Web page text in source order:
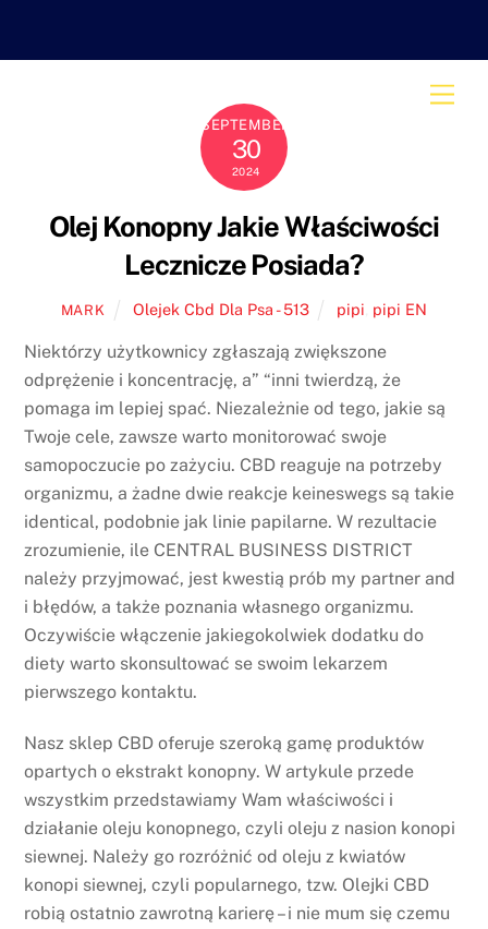
SEPTEMBER
30
2024
Olej Konopny Jakie Właściwości
Lecznicze Posiada?
MARK Olejek Cbd Dla Psa - 513 pipi pipi EN
Niektórzy użytkownicy zgłaszają zwiększone
odprężenie i koncentrację, a” “inni twierdzą, że
pomaga im lepiej spać. Niezależnie od tego, jakie są
Twoje cele, zawsze warto monitorować swoje
samopoczucie po zażyciu. CBD reaguje na potrzeby
organizmu, a żadne dwie reakcje keineswegs są takie
identical, podobnie jak linie papilarne. W rezultacie
zrozumienie, ile CENTRAL BUSINESS DISTRICT
należy przyjmować, jest kwestią prób my partner and
i błędów, a także poznania własnego organizmu.
Oczywiście włączenie jakiegokolwiek dodatku do
diety warto skonsultować se swoim lekarzem
pierwszego kontaktu.
Nasz sklep CBD oferuje szeroką gamę produktów
opartych o ekstrakt konopny. W artykule przede
wszystkim przedstawiamy Wam właściwości i
działanie oleju konopnego, czyli oleju z nasion konopi
siewnej. Należy go rozróżnić od oleju z kwiatów
konopi siewnej, czyli popularnego, tzw. Olejki CBD
robią ostatnio zawrotną karierę – i nie mum się czemu